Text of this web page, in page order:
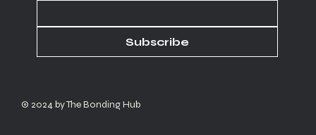
© 2024 by The Bonding Hub
Subscribe